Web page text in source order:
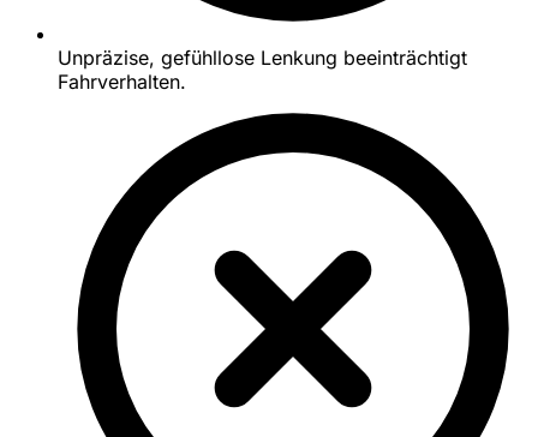
Unpräzise, gefühllose Lenkung beeinträchtigt
Fahrverhalten.